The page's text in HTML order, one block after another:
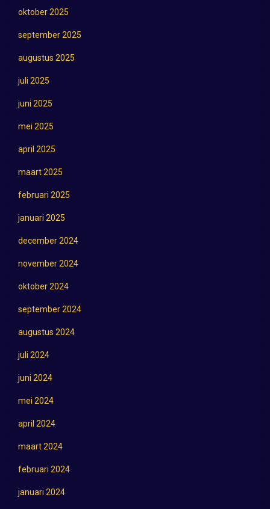
oktober 2025
september 2025
augustus 2025
juli 2025
juni 2025
mei 2025
april 2025
maart 2025
februari 2025
januari 2025
december 2024
november 2024
oktober 2024
september 2024
augustus 2024
juli 2024
juni 2024
mei 2024
april 2024
maart 2024
februari 2024
januari 2024